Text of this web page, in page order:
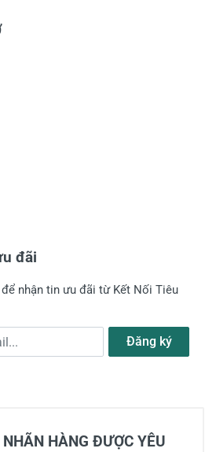
đãi
nhận tin ưu đãi từ Kết Nối Tiêu
Đăng ký
HÀNG ĐƯỢC YÊU